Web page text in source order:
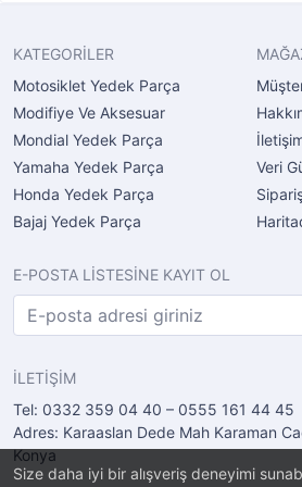
Size daha iyi bir alışveriş deneyimi
KATEGORİLER
Motosiklet Yedek Parça
Modifiye Ve Aksesuar
Mondial Yedek Parça
Yamaha Yedek Parça
Honda Yedek Parça
Bajaj Yedek Parça
Veri
E-POSTA LİSTESİNE KAYIT OL
İLETİŞİM
Tel: 0332 359 04 40 – 0555 161 44 45
Adres: Karaaslan Dede Mah Karaman
Konya